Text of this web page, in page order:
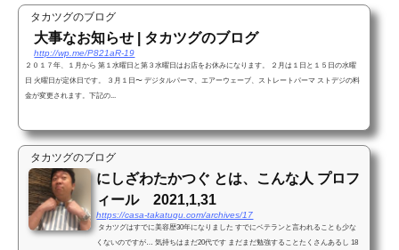
タカツグのブログ
大事なお知らせ | タカツグのブログ
http://wp.me/P821aR-19
２０１７年、１月から 第１水曜日と第３水曜日はお店をお休みになります。 ２月は１日と１５日の水曜
日 火曜日が定休日です。 ３月１日〜 デジタルパーマ、エアーウェーブ、ストレートパーマ ストデジの料
金が変更されます。下記の...
タカツグのブログ
にしざわたかつぐ とは、こんな人 プロフ
ィール 2021,1,31
https://casa-takatugu.com/archives/17
タカツグはすでに美容歴30年になりました すでにベテランと言われることも少な
くないのですが… 気持ちはまだ20代です まだまだ勉強することたくさんあるし 18